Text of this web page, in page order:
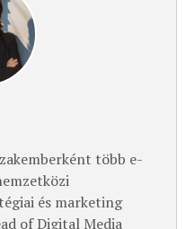
több e-
és marketing
of Digital Media